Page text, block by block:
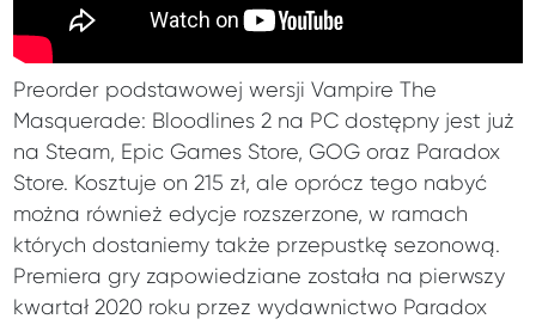
Preorder podstawowej wersji Vampire The
Masquerade: Bloodlines 2 na PC dostępny jest już
na Steam, Epic Games Store, GOG oraz Paradox
Store. Kosztuje on 215 zł, ale oprócz tego nabyć
można również edycje rozszerzone, w ramach
których dostaniemy także przepustkę sezonową.
Premiera gry zapowiedziane została na pierwszy
kwartał 2020 roku przez wydawnictwo Paradox